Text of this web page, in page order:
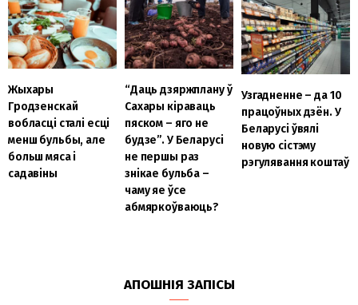
Жыхары
Гродзенскай
вобласці сталі есці
менш бульбы, але
больш мяса і
садавіны
“Даць дзяржплану ў
Сахары кіраваць
пяском – яго не
будзе”. У Беларусі
не першы раз
знікае бульба –
чаму яе ўсе
абмяркоўваюць?
Узгадненне – да 10
працоўных дзён. У
Беларусі ўвялі
новую сістэму
рэгулявання коштаў
АПОШНІЯ ЗАПІСЫ